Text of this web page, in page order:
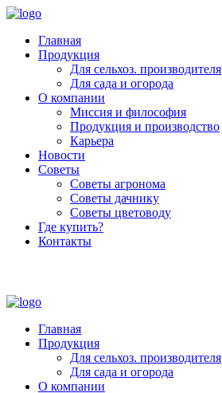
Главная
Продукция
Для сельхоз. производителя
Для сада и огорода
О компании
Миссия и философия
Продукция и производство
Карьера
Новости
Советы
Советы агронома
Советы дачнику
Советы цветоводу
Где купить?
Контакты
Главная
Продукция
Для сельхоз. производителя
Для сада и огорода
О компании